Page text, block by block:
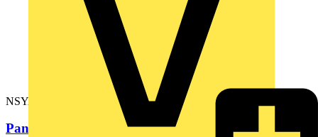
NSYAPFXWM
PanelSeT - Sockelbefestigungssatz Edelstahl 304L